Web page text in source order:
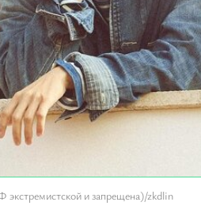
и запрещена)/zkdlin